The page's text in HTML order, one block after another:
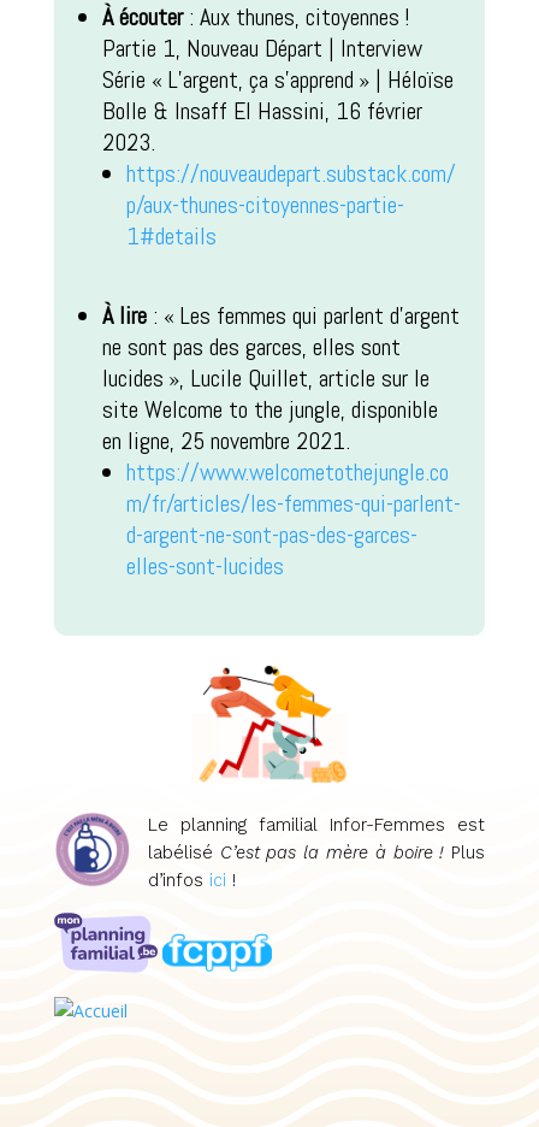
À écouter: Aux thunes, citoyennes !
Partie 1, Nouveau Départ | Interview
Série « L’argent, ça s’apprend » | Héloïse
Bolle & Insaff El Hassini, 16 février
2023.
https://nouveaudepart.substack.com/
p/aux-thunes-citoyennes-partie-
1#details
À lire: « Les femmes qui parlent d’argent
ne sont pas des garces, elles sont
lucides », Lucile Quillet, article sur le
site Welcome to the jungle, disponible
en ligne, 25 novembre 2021.
https://www.welcometothejungle.co
m/fr/articles/les-femmes-qui-parlent-
d-argent-ne-sont-pas-des-garces-
elles-sont-lucides
Le planning familial Infor-Femmes est
labélisé C’est pas la mère à boire ! Plus
d’infos ici !